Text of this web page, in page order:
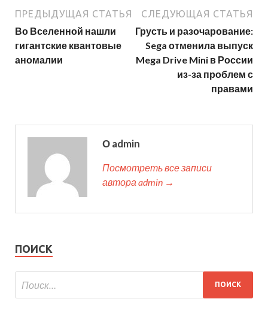
ПРЕДЫДУЩАЯ СТАТЬЯ
Во Вселенной нашли
гигантские квантовые
аномалии
СЛЕДУЮЩАЯ СТАТЬЯ
Грусть и разочарование:
Sega отменила выпуск
Mega Drive Mini в России
из-за проблем с
правами
О admin
Посмотреть все записи
автора admin →
ПОИСК